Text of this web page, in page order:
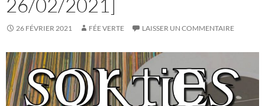
26/02/2021]
26 FÉVRIER 2021 FÉE VERTE LAISSER UN COMMENTAIRE